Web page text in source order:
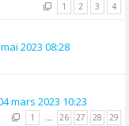
1 2 3 4
2023 08:28
mars 2023 10:23
1 … 26 27 28 29